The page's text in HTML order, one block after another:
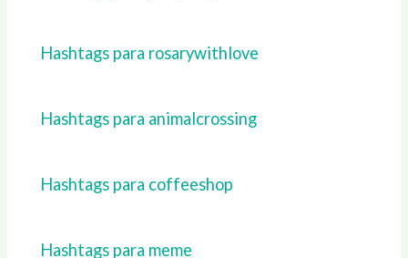
Hashtags para rosarywithlove
Hashtags para animalcrossing
Hashtags para coffeeshop
Hashtags para meme